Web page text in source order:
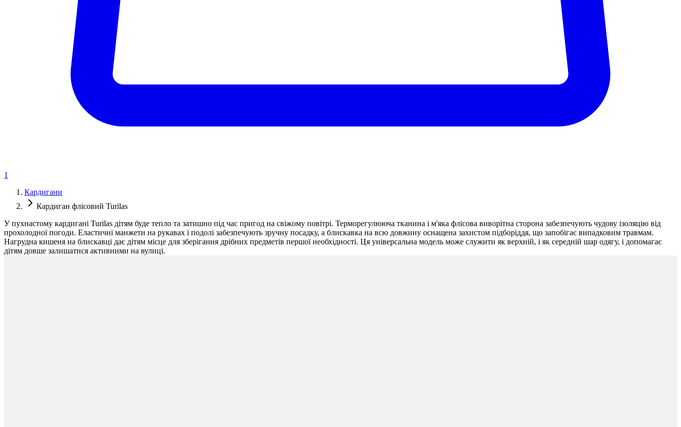
1
Кардигани
Кардиган флісовий Turilas
У пухнастому кардигані Turilas дітям буде тепло та затишно під час пригод на свіжому повітрі. Терморегулююча тканина і м'яка флісова виворітна сторона забезпечують чудову ізоляцію від
прохолодної погоди. Еластичні манжети на рукавах і подолі забезпечують зручну посадку, а блискавка на всю довжину оснащена захистом підборіддя, що запобігає випадковим травмам.
Нагрудна кишеня на блискавці дає дітям місце для зберігання дрібних предметів першої необхідності. Ця універсальна модель може служити як верхній, і як середній шар одягу, і допомагає
дітям довше залишатися активними на вулиці.